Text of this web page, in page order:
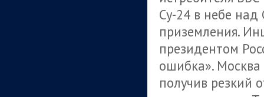
Су-24 в небе
приземления.
президентом
ошибка».
получив резкий